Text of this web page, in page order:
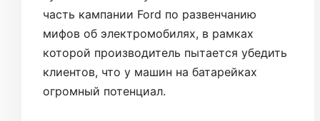
часть кампании Ford по развенчанию
мифов об электромобилях, в рамках
которой производитель пытается убедить
клиентов, что у машин на батарейках
огромный потенциал.